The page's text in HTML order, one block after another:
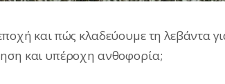
και πώς κλαδεύουμε τη λεβάντα
και υπέροχη ανθοφορία;